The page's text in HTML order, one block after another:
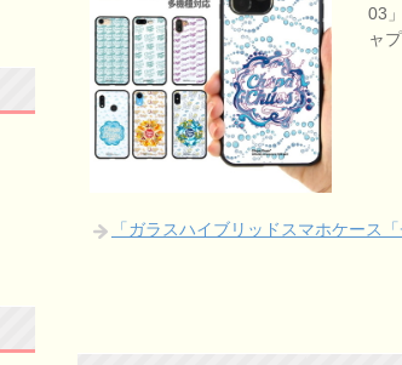
03
ャ
「ガラスハイブリッドスマホケース